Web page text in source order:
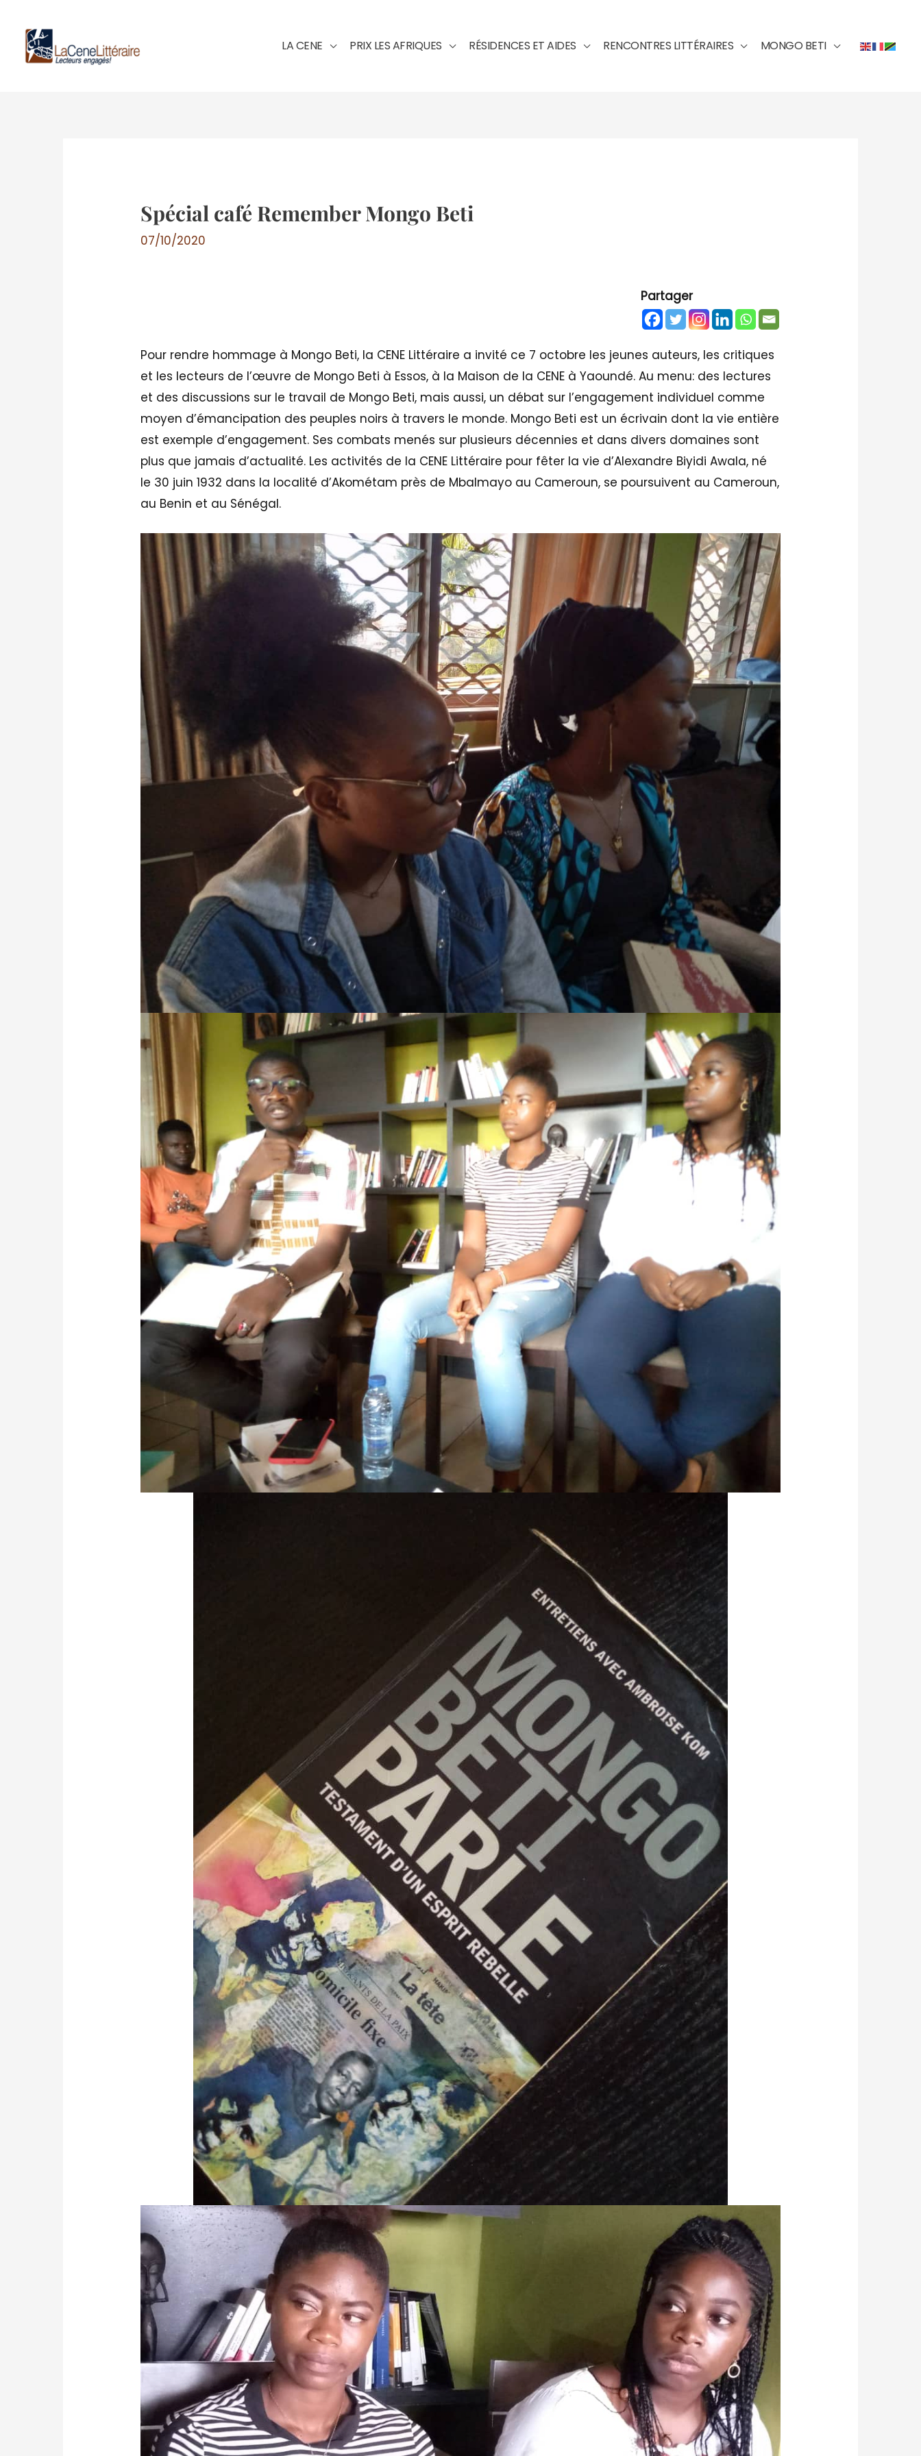
contenu
LA CENE PRIX LES AFRIQUES RÉSIDENCES ET AIDES RENCONTRES LITTÉRAIRES MONGO BETI
Spécial café Remember Mongo Beti
07/10/2020
Partager
Pour rendre hommage à Mongo Beti, la CENE Littéraire a invité ce 7 octobre les jeunes auteurs, les critiques
et les lecteurs de l’œuvre de Mongo Beti à Essos, à la Maison de la CENE à Yaoundé. Au menu: des lectures
et des discussions sur le travail de Mongo Beti, mais aussi, un débat sur l’engagement individuel comme
moyen d’émancipation des peuples noirs à travers le monde. Mongo Beti est un écrivain dont la vie entière
est exemple d’engagement. Ses combats menés sur plusieurs décennies et dans divers domaines sont
plus que jamais d’actualité. Les activités de la CENE Littéraire pour fêter la vie d’Alexandre Biyidi Awala, né
le 30 juin 1932 dans la localité d’Akométam près de Mbalmayo au Cameroun, se poursuivent au Cameroun,
au Benin et au Sénégal.